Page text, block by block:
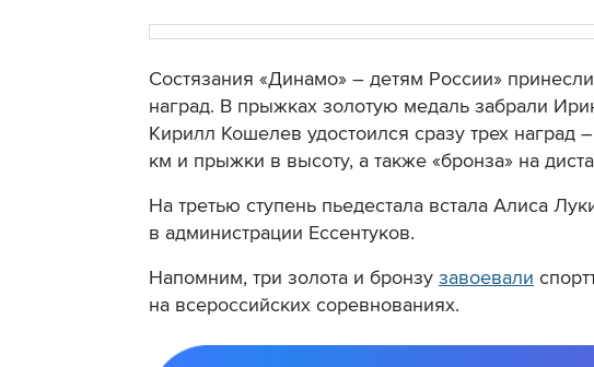
Состязания «Динамо» – детям России»
наград. В прыжках золотую медаль забрали
Кирилл Кошелев удостоился сразу трех наград
км и прыжки в высоту, а также «бронза» на
На третью ступень пьедестала встала Алиса
в администрации Ессентуков.
Напомним, три золота и бронзу завоевали
на всероссийских соревнованиях.